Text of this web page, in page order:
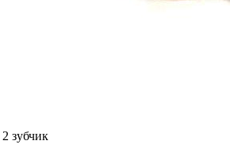
2 зубчик